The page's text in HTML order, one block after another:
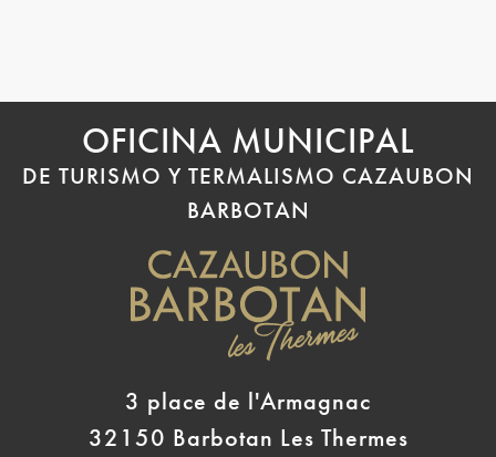
OFICINA MUNICIPAL
DE TURISMO Y TERMALISMO CAZAUBON
BARBOTAN
3 place de l'Armagnac
32150 Barbotan Les Thermes